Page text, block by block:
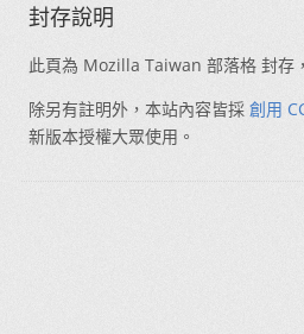
封存說明
此頁為 Mozilla Taiwan 部落格 封存
除另有註明外，本站內容皆採 創用
新版本授權大眾使用。